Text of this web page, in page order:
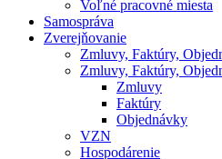
Voľné pracovné miesta
Samospráva
Zverejňovanie
Zmluvy, Faktúry,
Zmluvy, Faktúry,
Zmluvy
Faktúry
Objednávky
VZN
Hospodárenie